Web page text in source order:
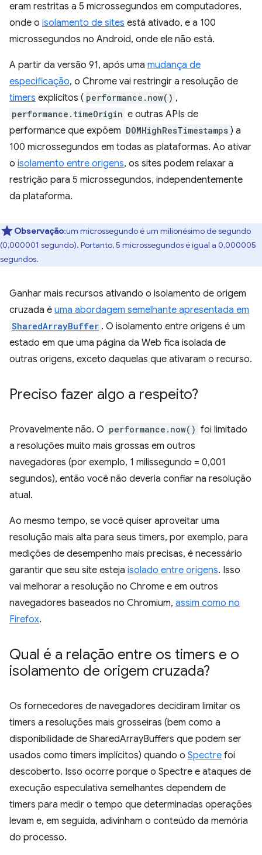
eram restritas a 5 microssegundos em computadores,
onde o isolamento de sites está ativado, e a 100
microssegundos no Android, onde ele não está.
A partir da versão 91, após uma mudança de
especificação, o Chrome vai restringir a resolução de
timers explícitos ( performance.now() ,
performance.timeOrigin e outras APIs de
performance que expõem DOMHighResTimestamps ) a
100 microssegundos em todas as plataformas. Ao ativar
o isolamento entre origens, os sites podem relaxar a
restrição para 5 microssegundos, independentemente
da plataforma.
Observação:um microssegundo é um milionésimo de segundo
(0,000001 segundo). Portanto, 5 microssegundos é igual a 0,000005
segundos.
Ganhar mais recursos ativando o isolamento de origem
cruzada é uma abordagem semelhante apresentada em
SharedArrayBuffer . O isolamento entre origens é um
estado em que uma página da Web fica isolada de
outras origens, exceto daquelas que ativaram o recurso.
Preciso fazer algo a respeito?
Provavelmente não. O performance.now() foi limitado
a resoluções muito mais grossas em outros
navegadores (por exemplo, 1 milissegundo = 0,001
segundos), então você não deveria confiar na resolução
atual.
Ao mesmo tempo, se você quiser aproveitar uma
resolução mais alta para seus timers, por exemplo, para
medições de desempenho mais precisas, é necessário
garantir que seu site esteja isolado entre origens. Isso
vai melhorar a resolução no Chrome e em outros
navegadores baseados no Chromium, assim como no
Firefox.
Qual é a relação entre os timers e o
isolamento de origem cruzada?
Os fornecedores de navegadores decidiram limitar os
timers a resoluções mais grosseiras (bem como a
disponibilidade de SharedArrayBuffers que podem ser
usados como timers implícitos) quando o Spectre foi
descoberto. Isso ocorre porque o Spectre e ataques de
execução especulativa semelhantes dependem de
timers para medir o tempo que determinadas operações
levam e, em seguida, adivinham o conteúdo da memória
do processo.